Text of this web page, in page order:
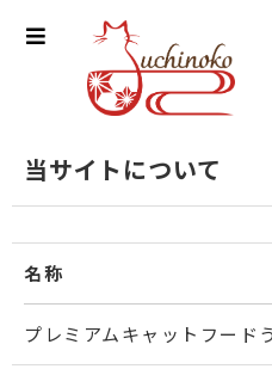
当サイトについて
名称
プレミアムキャットフード